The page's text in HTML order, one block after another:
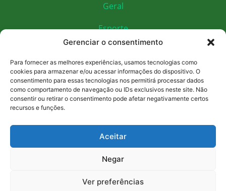
Gerenciar o consentimento
Para fornecer as melhores experiências, usamos tecnologias como
cookies para armazenar e/ou acessar informações do dispositivo. O
consentimento para essas tecnologias nos permitirá processar dados
como comportamento de navegação ou IDs exclusivos neste site. Não
consentir ou retirar o consentimento pode afetar negativamente certos
recursos e funções.
Aceitar
Negar
Ver preferências
Geral
Esporte
Economia
Cultura
Social e contatos
(92) 90000-0000
Política de Privacidade